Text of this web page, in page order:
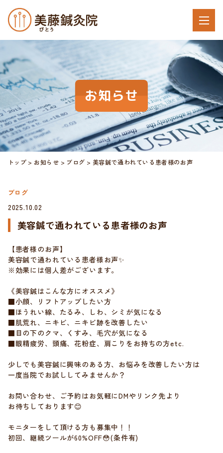
お知らせ
トップ お知らせ ブログ 美容鍼で通われている患者様のお声
美容鍼で通われている患者様のお声
ブログ
2025.10.02
【患者様のお声】
美容鍼で通われている患者様お声✨
※効果には個人差がございます。
《美容鍼はこんな方にオススメ》
■小顔、リフトアップしたい方
■ほうれい線、たるみ、しわ、シミが気になる
■肌荒れ、ニキビ、ニキビ跡を改善したい
■目の下のクマ、くすみ、毛穴が気になる
■眼精疲労、頭痛、花粉症、肩こりをお持ちの方etc.
少しでも美容鍼に興味のある方、お悩みを改善したい方は
一度当院でお試ししてみませんか？
お問い合わせ、ご予約はお気軽にDMやリンク先より
お待ちしております😊
モニターをして頂ける方も募集中！！
初回、継続ツールが60%OFF😳(条件有)